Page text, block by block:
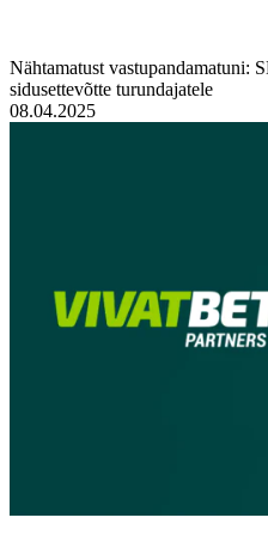
Nähtamatust vastupandamatuni:
sidusettevõtte turundajatele
08.04.2025